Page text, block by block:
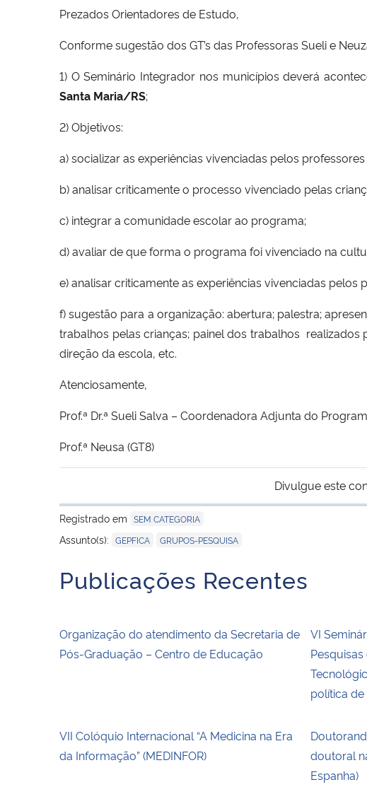
Prezados Orientadores de Estudo,
Conforme sugestão dos GT’s das Professoras Sueli e
1) O Seminário Integrador nos municípios deverá
Santa Maria/RS;
2) Objetivos:
a) socializar as experiências vivenciadas pelos
b) analisar criticamente o processo vivenciado pelas
c) integrar a comunidade escolar ao programa;
d) avaliar de que forma o programa foi vivenciado na
e) analisar criticamente as experiências vivenciadas
f) sugestão para a organização: abertura; palestra;
trabalhos pelas crianças; painel dos trabalhos
direção da escola, etc.
Atenciosamente,
Prof.ª Dr.ª Sueli Salva – Coordenadora Adjunta do
Prof.ª Neusa (GT8)
Divulgue este
Registrado em SEM CATEGORIA
Assunto(s): GEPFICA GRUPOS-PESQUISA
Publicações Recentes
Organização do atendimento da Secretaria de
Pós-Graduação – Centro de Educação
VI
política de
VII Colóquio Internacional “A Medicina na Era
da Informação” (MEDINFOR)
doutoral
Espanha)